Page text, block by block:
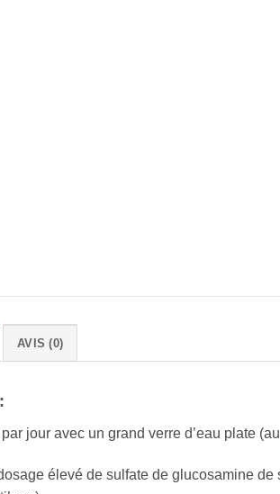
AVIS (0)
jour avec un grand verre d’eau plate
élevé de sulfate de glucosamine